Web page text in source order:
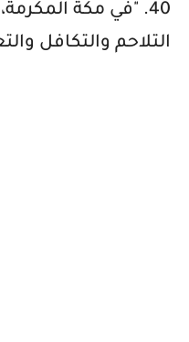
40. "في مكة
التلاحم والتكافل